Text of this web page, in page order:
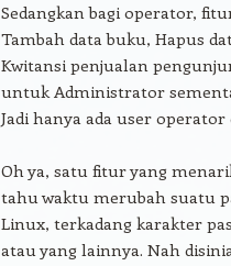
Sedangkan bagi operator,
Tambah data buku, Hapus
Kwitansi penjualan
untuk Administrator
Jadi hanya ada user
Oh ya, satu fitur yang
tahu waktu merubah suatu
Linux, terkadang karakter
atau yang lainnya. Nah